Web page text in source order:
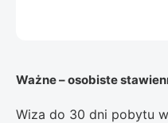
Ważne – osobiste
Wiza do 30 dni pobytu